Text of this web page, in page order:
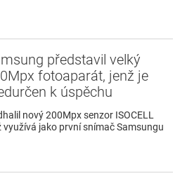
představil velký
fotoaparát, jenž je
k úspěchu
nový 200Mpx senzor ISOCELL
využívá jako první snímač Samsungu